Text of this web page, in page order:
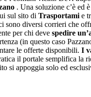
. Una soluzione c’è ed
sul sito di Trasportami e
sono diversi corrieri che
per chi deve spedire
(in questo caso
le offerte disponibili. I
il portale semplifica la
si appoggia solo ed